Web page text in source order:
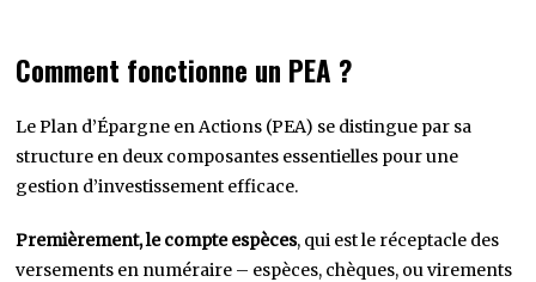
Comment fonctionne un PEA ?
Le Plan d’Épargne en Actions (PEA) se distingue par sa
structure en deux composantes essentielles pour une
gestion d’investissement efficace.
Premièrement, le compte espèces, qui est le réceptacle des
versements en numéraire – espèces, chèques, ou virements